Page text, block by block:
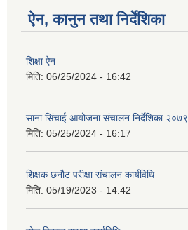
ऐन, कानुन तथा निर्देशिका
शिक्षा ऐन
मिति: 06/25/2024 - 16:42
साना सिंचाई आयोजना संचालन निर्देशिका २०७९
मिति: 05/25/2024 - 16:17
शिक्षक छनौट परीक्षा संचालन कार्यविधि
मिति: 05/19/2023 - 14:42